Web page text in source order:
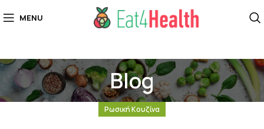
MENU
Blog
Ρωσική Κουζίνα